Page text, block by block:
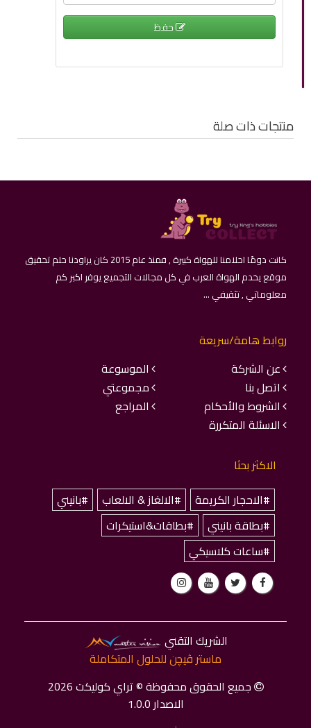
حفظ
منتجات ذات صلة
كانت دومًا احلامنا للهواة كبيرة , فمنذ عام 2015 كان يراودنا حلم تحقيق
موقع يخدم الهواة العرب في كل مجالات التجميع يوفر اكبر كم
معلوماتي , تثقيفي ...
روابط هامة/سريعة
عن الشركة
الموسوعة
اتصل بنا
مجموعتي
الشروط والأحكام
المراجع
الاسئلة المتكررة
الاكثر بحثا
#الاحجار الكريمة
#الالغاز & الالعاب
#بانيني
#بطاقة بانيني
#بطاقات&استيكرات
#ساعات كلاسيكي
الشريك التقني
ماستر ﭬﻴﭽﻦ للحلول المتكاملة
جميع الحقوق محفوظة © تراي كوليكت 2026
الاصدار 1.0.0